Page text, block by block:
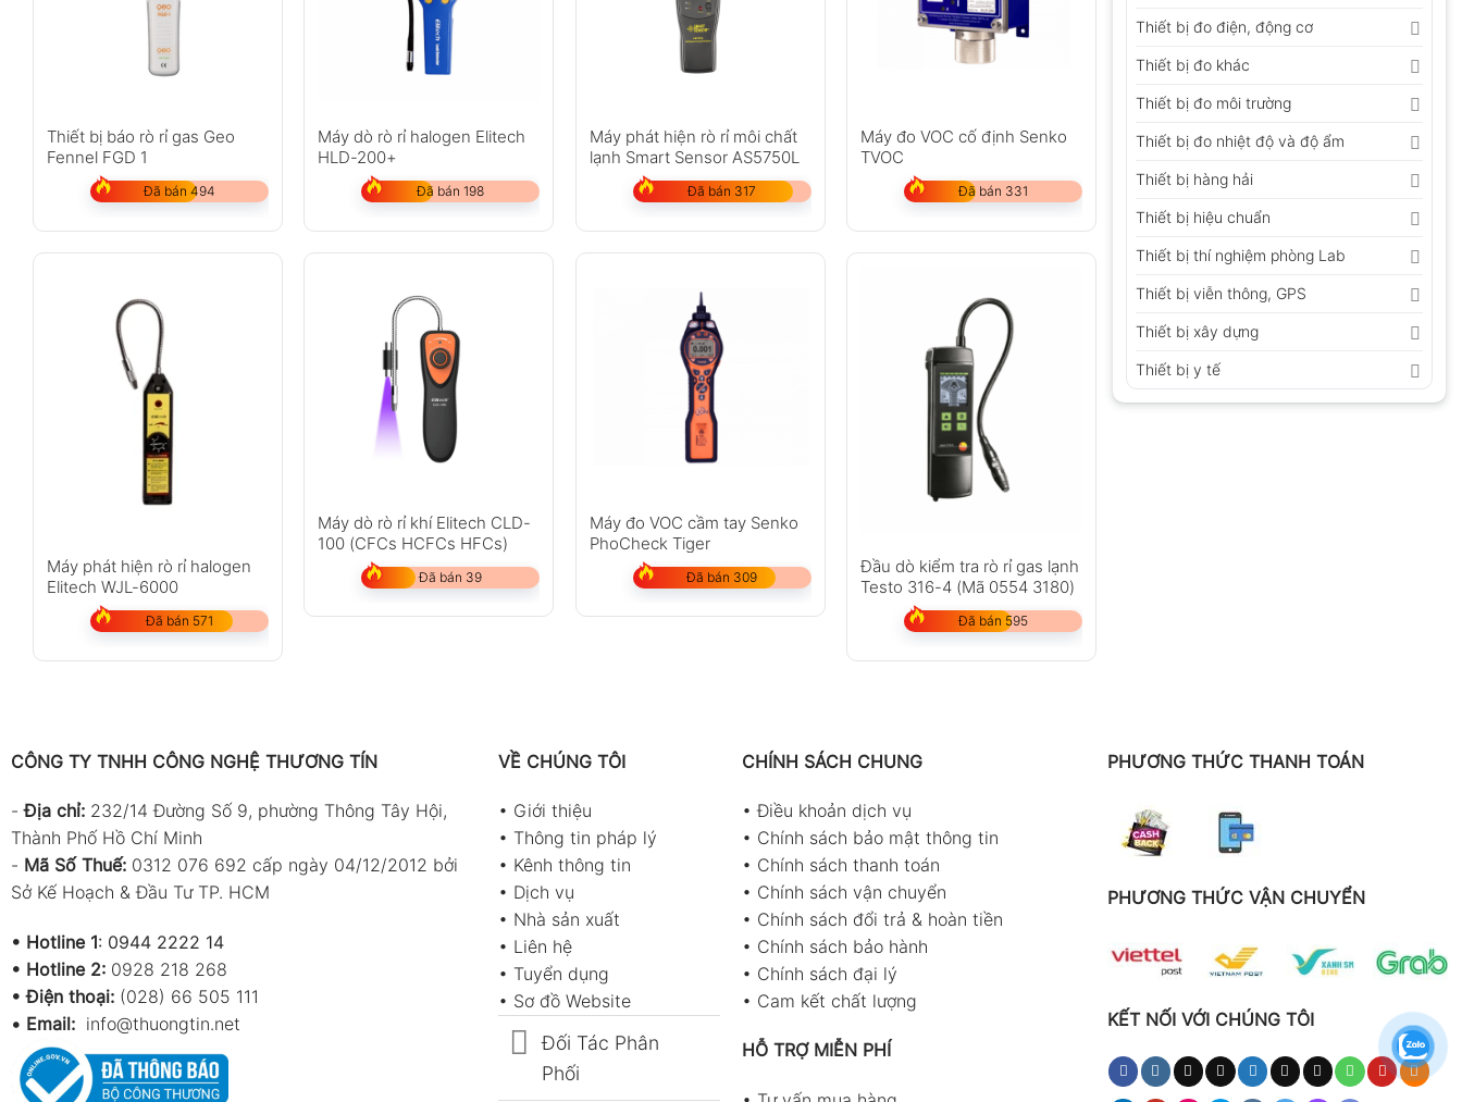
Thiết bị đo điện, động cơ
Thiết bị đo khác
Thiết bị đo môi trường
Thiết bị đo nhiệt độ và độ ẩm
Thiết bị hàng hải
Thiết bị hiệu chuẩn
Thiết bị thí nghiệm phòng Lab
Thiết bị viễn thông, GPS
Thiết bị xây dựng
Thiết bị y tế
Thiết bị báo rò rỉ gas Geo
Fennel FGD 1
Đã bán 494
Máy dò rò rỉ halogen Elitech
HLD-200+
Đã bán 198
Máy phát hiện rò rỉ môi chất
lạnh Smart Sensor AS5750L
Đã bán 317
Máy đo VOC cố định Senko
TVOC
Đã bán 331
Máy phát hiện rò rỉ halogen
Elitech WJL-6000
Đã bán 571
Máy dò rò rỉ khí Elitech CLD-
100 (CFCs HCFCs HFCs)
Đã bán 39
Máy đo VOC cầm tay Senko
PhoCheck Tiger
Đã bán 309
Đầu dò kiểm tra rò rỉ gas lạnh
Testo 316-4 (Mã 0554 3180)
Đã bán 595
CÔNG TY TNHH CÔNG NGHỆ THƯƠNG TÍN
-Địa chỉ: 232/14 Đường Số 9, phường Thông Tây Hội,
Thành Phố Hồ Chí Minh
- Mã Số Thuế: 0312 076 692 cấp ngày 04/12/2012 bởi
Sở Kế Hoạch & Đầu Tư TP. HCM
• Hotline 1: 0944 2222 14
• Hotline 2: 0928 218 268
• Điện thoại: (028) 66 505 111
• Email: info@thuongtin.net
VỀ CHÚNG TÔI
• Giới thiệu
• Thông tin pháp lý
• Kênh thông tin
• Dịch vụ
• Nhà sản xuất
• Liên hệ
• Tuyển dụng
• Sơ đồ Website
Đối Tác Phân
Phối
CHÍNH SÁCH CHUNG
•Điều khoản dịch vụ
• Chính sách bảo mật thông tin
• Chính sách thanh toán
• Chính sách vận chuyển
• Chính sách đổi trả & hoàn tiền
• Chính sách bảo hành
• Chính sách đại lý
• Cam kết chất lượng
HỖ TRỢ MIỄN PHÍ
PHƯƠNG THỨC THANH TOÁN
PHƯƠNG THỨC VẬN CHUYỂN
KẾT NỐI VỚI CHÚNG TÔI